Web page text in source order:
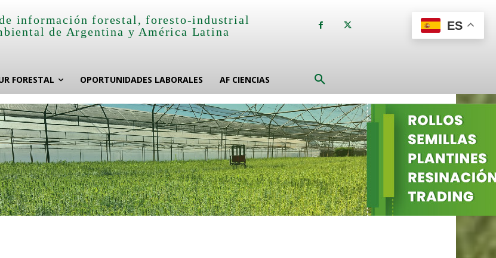
información forestal, foresto-industrial
de Argentina y América Latina
FORESTAL OPORTUNIDADES LABORALES AF CIENCIAS
ES